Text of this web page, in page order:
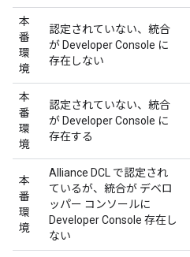
本
番
環
境
認定されていない、統合
が Developer Console に
存在しない
本
番
環
境
認定されていない、統合
が Developer Console に
存在する
本
番
環
境
Alliance DCL で認定され
ているが、統合が デベロ
ッパー コンソールに
Developer Console 存在し
ない